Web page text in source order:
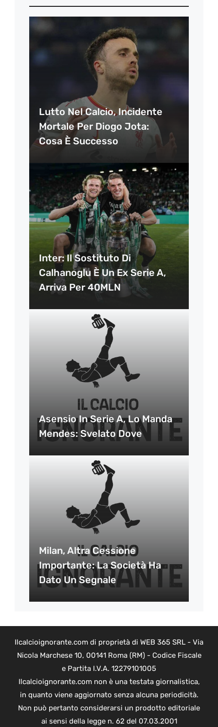
Lutto Nel Calcio, Incidente
Mortale Per Diogo Jota:
Cosa È Successo
Inter: Il Sostituto Di
Calhanoglu È Un Ex Serie A,
Arriva Per 40MLN
Asensio In Serie A, Lo Manda
Mendes: Svelato Dove
Milan, Altra Cessione
Importante: La Società Ha
Dato Un Segnale
Ilcalcioignorante.com di proprietà di WEB 365 SRL - Via
Nicola Marchese 10, 00141 Roma (RM) - Codice Fiscale
e Partita I.V.A. 12279101005
Ilcalcioignorante.com non è una testata giornalistica,
in quanto viene aggiornato senza alcuna periodicità.
Non può pertanto considerarsi un prodotto editoriale
ai sensi della legge n. 62 del 07.03.2001